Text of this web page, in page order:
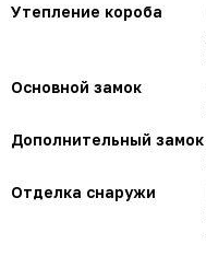
Утепление короба
Основной замок
Дополнительный замок
Отделка снаружи